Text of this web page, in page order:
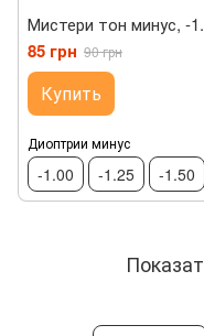
Мистери тон минус, -
85 грн 90 грн
Купить
Диоптрии минус
-1.00 -1.25 -1.50